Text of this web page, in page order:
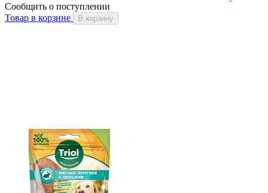
Сообщить о поступлении
Товар в корзине
В корзину